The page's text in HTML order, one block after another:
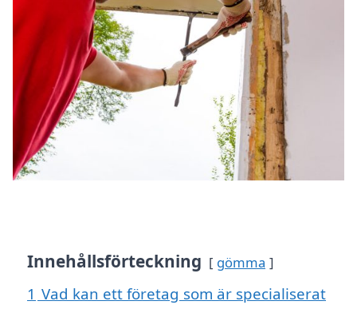
Innehållsförteckning gömma
1 Vad kan ett företag som är specialiserat